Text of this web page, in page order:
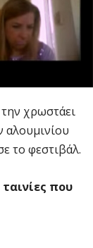
την χρωστάει
αλουμινίου
το φεστιβάλ.
που